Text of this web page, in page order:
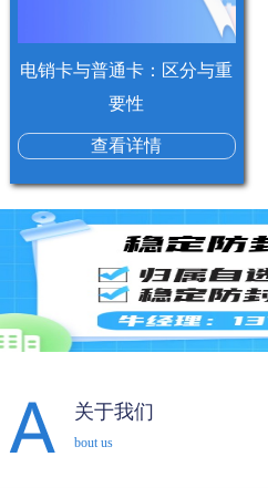
电销卡与普通卡：区分与重
要性
查看详情
关于我们
bout us